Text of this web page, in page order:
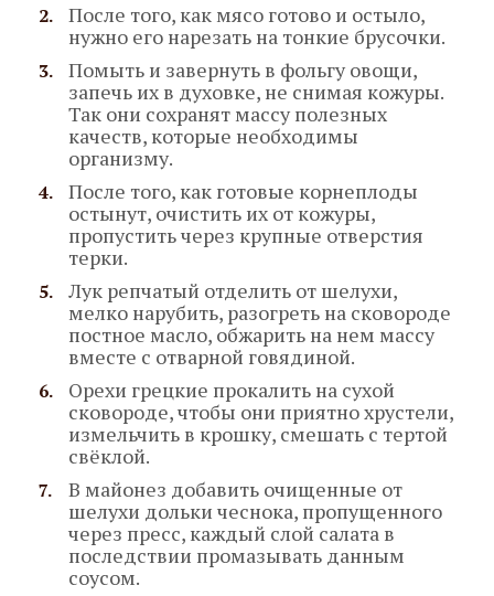
После того, как мясо готово и остыло,
нужно его нарезать на тонкие брусочки.
Помыть и завернуть в фольгу овощи,
запечь их в духовке, не снимая кожуры.
Так они сохранят массу полезных
качеств, которые необходимы
организму.
После того, как готовые корнеплоды
остынут, очистить их от кожуры,
пропустить через крупные отверстия
терки.
Лук репчатый отделить от шелухи,
мелко нарубить, разогреть на сковороде
постное масло, обжарить на нем массу
вместе с отварной говядиной.
Орехи грецкие прокалить на сухой
сковороде, чтобы они приятно хрустели,
измельчить в крошку, смешать с тертой
свёклой.
В майонез добавить очищенные от
шелухи дольки чеснока, пропущенного
через пресс, каждый слой салата в
последствии промазывать данным
соусом.